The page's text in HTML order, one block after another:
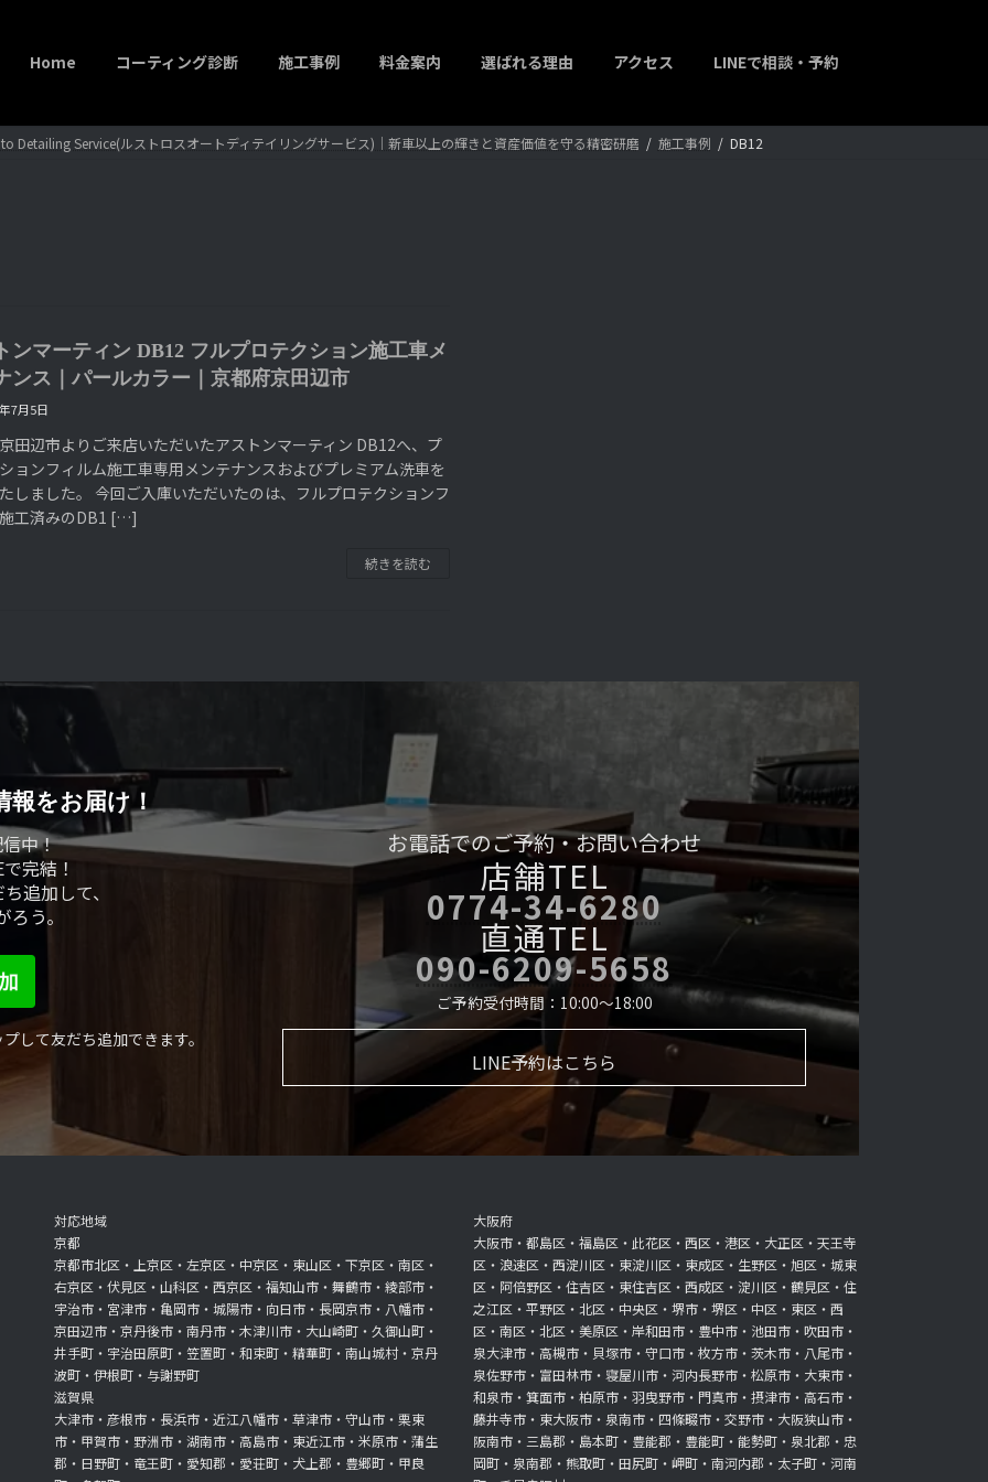
Home コーティング診断 施工事例 料金案内 選ばれる理由 アクセス LINEで相談・予約
Detailing Service(ルストロスオートディテイリングサービス)｜新車以上の輝きと資産価値を守る精密研磨 施工事例 DB12
ンマーティン DB12 フルプロテクション施工車メ
ンス｜パールカラー｜京都府京田辺市
7月5日
田辺市よりご来店いただいたアストンマーティン DB12へ、プ
ョンフィルム施工車専用メンテナンスおよびプレミアム洗車を
しました。 今回ご入庫いただいたのは、フルプロテクションフ
工済みのDB1 […]
続きを読む
報をお届け！
中！
完結！
追加して、
う。
して友だち追加できます。
お電話でのご予約・お問い合わせ
店舗TEL
0774-34-6280
直通TEL
090-6209-5658
ご予約受付時間：10:00～18:00
LINE予約はこちら
対応地域
京都
京都市北区・上京区・左京区・中京区・東山区・下京区・南区・
右京区・伏見区・山科区・西京区・福知山市・舞鶴市・綾部市・
宇治市・宮津市・亀岡市・城陽市・向日市・長岡京市・八幡市・
京田辺市・京丹後市・南丹市・木津川市・大山崎町・久御山町・
井手町・宇治田原町・笠置町・和束町・精華町・南山城村・京丹
波町・伊根町・与謝野町
滋賀県
大津市・彦根市・長浜市・近江八幡市・草津市・守山市・栗東
市・甲賀市・野洲市・湖南市・高島市・東近江市・米原市・蒲生
郡・日野町・竜王町・愛知郡・愛荘町・犬上郡・豊郷町・甲良
大阪府
大阪市・都島区・福島区・此花区・西区・港区・大正区・天王寺
区・浪速区・西淀川区・東淀川区・東成区・生野区・旭区・城東
区・阿倍野区・住吉区・東住吉区・西成区・淀川区・鶴見区・住
之江区・平野区・北区・中央区・堺市・堺区・中区・東区・西
区・南区・北区・美原区・岸和田市・豊中市・池田市・吹田市・
泉大津市・高槻市・貝塚市・守口市・枚方市・茨木市・八尾市・
泉佐野市・富田林市・寝屋川市・河内長野市・松原市・大東市・
和泉市・箕面市・柏原市・羽曳野市・門真市・摂津市・高石市・
藤井寺市・東大阪市・泉南市・四條畷市・交野市・大阪狭山市・
阪南市・三島郡・島本町・豊能郡・豊能町・能勢町・泉北郡・忠
岡町・泉南郡・熊取町・田尻町・岬町・南河内郡・太子町・河南